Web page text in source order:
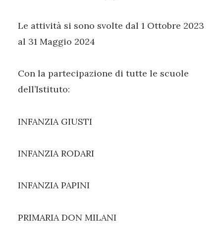
Le attività si sono svolte dal 1 Ottobre 2023
al 31 Maggio 2024
Con la partecipazione di tutte le scuole
dell’Istituto:
INFANZIA GIUSTI
INFANZIA RODARI
INFANZIA PAPINI
PRIMARIA DON MILANI